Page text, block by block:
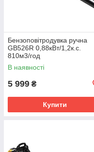
Бензоповітродувка ручна
GB526R 0,88кВт/1,2к.с.
810м3/год
В наявності
5 999 ₴
Купити